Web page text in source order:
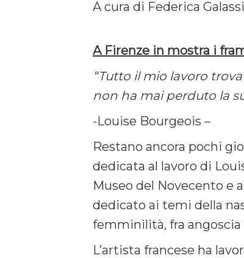
A cura di Federica Galassi
A Firenze in mostra i
“Tutto il mio lavoro
non ha mai perduto la
-Louise Bourgeois –
Restano ancora pochi
dedicata al lavoro di
Museo del Novecento e
dedicato ai temi della
femminilità, fra angoscia
L’artista francese ha